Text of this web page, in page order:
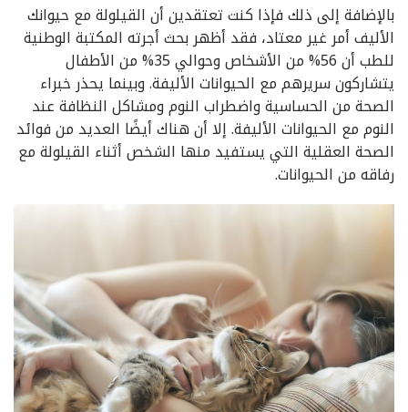
بالإضافة إلى ذلك فإذا كنت تعتقدين أن القيلولة مع حيوانك
الأليف أمر غير معتاد، فقد أظهر بحث أجرته المكتبة الوطنية
للطب أن 56% من الأشخاص وحوالي 35% من الأطفال
يتشاركون سريرهم مع الحيوانات الأليفة. وبينما يحذر خبراء
الصحة من الحساسية واضطراب النوم ومشاكل النظافة عند
النوم مع الحيوانات الأليفة. إلا أن هناك أيضًا العديد من فوائد
الصحة العقلية التي يستفيد منها الشخص أثناء القيلولة مع
رفاقه من الحيوانات.